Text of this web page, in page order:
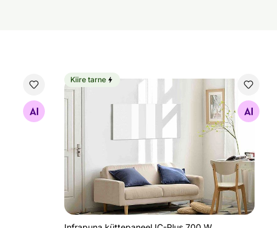
Infrapuna küttepaneel IC-Plus 700 W
Otsi sarnaseid
Kiire tarne